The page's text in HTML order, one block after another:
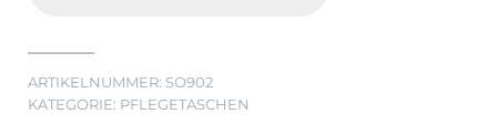
ARTIKELNUMMER: SO902
KATEGORIE: PFLEGETASCHEN